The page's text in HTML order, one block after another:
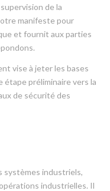
de la
manifeste pour
et fournit aux parties
vise à jeter les bases
étape préliminaire vers la
de sécurité des
systèmes industriels,
industrielles. Il